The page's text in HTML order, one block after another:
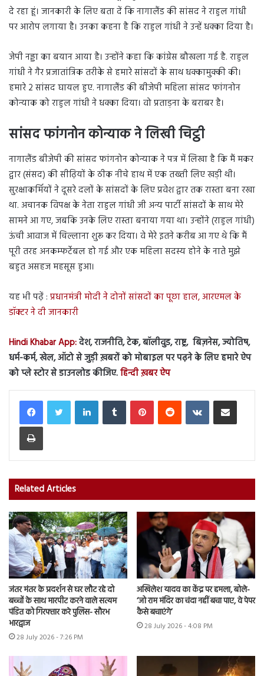
दे रहा हूं। जानकारी के लिए बता दें कि नागालैंड की सांसद ने राहुल गांधी
पर आरोप लगाया है। उनका कहना है कि राहुल गांधी ने उन्हें धक्का दिया है।
जेपी नड्डा का बयान आया है। उन्होंने कहा कि कांग्रेस बौखला गई है. राहुल
गांधी ने गैर प्रजातांत्रिक तरीके से हमारे सांसदों के साथ धक्कामुक्की की।
हमारे 2 सांसद घायल हुए. नागालैंड की बीजेपी महिला सांसद फांगनोन
कोन्याक को राहुल गांधी ने धक्का दिया। वो प्रताड़ना के बराबर है।
सांसद फांगनोन कोन्याकने लिखी चिट्ठी
नागालैंड बीजेपी की सांसद फांगनोन कोन्याक ने पत्र में लिखा है कि मैं मकर
द्वार (संसद) की सीढ़ियों के ठीक नीचे हाथ में एक तख्ती लिए खड़ी थी।
सुरक्षाकर्मियों ने दूसरे दलों के सांसदों के लिए प्रवेश द्वार तक रास्ता बना रखा
था. अचानक विपक्ष के नेता राहुल गांधी जी अन्य पार्टी सांसदों के साथ मेरे
सामने आ गए, जबकि उनके लिए रास्ता बनाया गया था। उन्होंने (राहुल गांधी)
ऊंची आवाज में चिल्लाना शुरू कर दिया। वे मेरे इतने करीब आ गए थे कि मैं
पूरी तरह अनकम्फर्टेबल हो गई और एक महिला सदस्य होने के नाते मुझे
बहुत असहज महसूस हुआ।
यह भी पढ़ें : प्रधानमंत्री मोदी ने दोनों सांसदों का पूछा हाल, आरएमल के
डॉक्टर ने दी जानकारी
Hindi Khabar App:देश, राजनीति, टेक, बॉलीवुड, राष्ट्र, बिज़नेस, ज्योतिष,
धर्म-कर्म, खेल, ऑटो से जुड़ी ख़बरों को मोबाइल पर पढ़ने के लिए हमारे ऐप
को प्ले स्टोर से डाउनलोड कीजिए.हिन्दी ख़बर ऐप
LinkedInTumblr PinterestReddit VKontakteShare via Email
Print
Related Articles
जंतर मंतर के प्रदर्शन से घर लौट रहे दो
बच्चों के साथ मारपीट करने वाले सत्यम
पंडित को गिरफ्तार करे पुलिस- सौरभ
भारद्वाज
28 July 2026 - 7:26 PM
अखिलेश यादव का केंद्र पर हमला, बोले-
‘जो राम मंदिर का चंदा नहीं बचा पाए, वे पेपर
कैसे बचाएंगे’
28 July 2026 - 4:08 PM